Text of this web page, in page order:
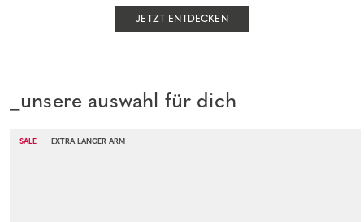
JETZT ENTDECKEN
_unsere auswahl für dich
SALE EXTRA LANGER ARM